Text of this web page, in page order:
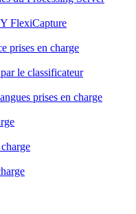
FlexiCapture
prises en charge
le classificateur
prises en charge